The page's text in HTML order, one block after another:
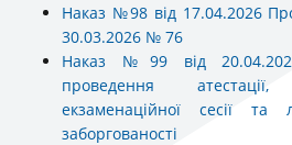
Наказ №98 від 17.04.2026
30.03.2026 № 76
Наказ №99 від
проведення
екзаменаційної сесії та
заборгованості